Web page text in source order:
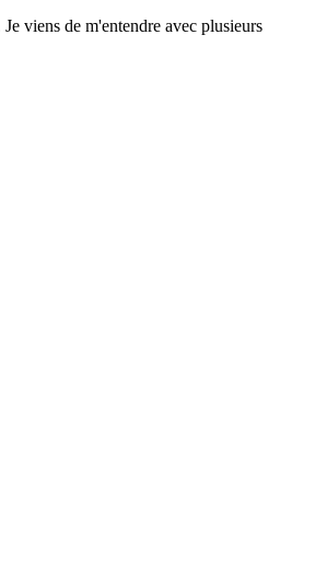
viens de m'entendre avec plusieurs